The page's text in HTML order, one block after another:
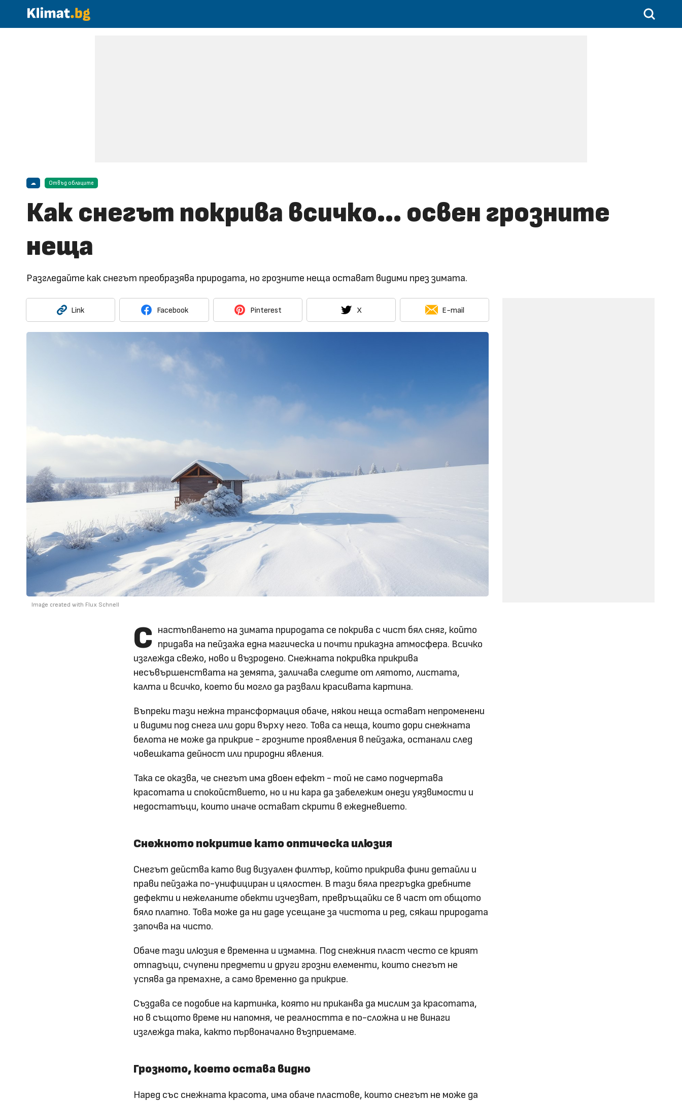
☁ Отвъд облаците
Как снегът покрива всичко… освен грозните
неща
Разгледайте как снегът преобразява природата, но грозните неща остават видими през зимата.
Link Facebook Pinterest X E-mail
Image created with Flux Schnell
С
настъпването на зимата природата се покрива с чист бял сняг, който
придава на пейзажа една магическа и почти приказна атмосфера. Всичко
изглежда свежо, ново и възродено. Снежната покривка прикрива
несъвършенствата на земята, заличава следите от лятото, листата,
калта и всичко, което би могло да развали красивата картина.
Въпреки тази нежна трансформация обаче, някои неща остават непроменени
и видими под снега или дори върху него. Това са неща, които дори снежната
белота не може да прикрие - грозните проявления в пейзажа, останали след
човешката дейност или природни явления.
Така се оказва, че снегът има двоен ефект - той не само подчертава
красотата и спокойствието, но и ни кара да забележим онези уязвимости и
недостатъци, които иначе остават скрити в ежедневието.
Снежното покритие като оптическа илюзия
Снегът действа като вид визуален филтър, който прикрива фини детайли и
прави пейзажа по-унифициран и цялостен. В тази бяла прегръдка дребните
дефекти и нежеланите обекти изчезват, превръщайки се в част от общото
бяло платно. Това може да ни даде усещане за чистота и ред, сякаш природата
започва на чисто.
Обаче тази илюзия е временна и измамна. Под снежния пласт често се крият
отпадъци, счупени предмети и други грозни елементи, които снегът не
успява да премахне, а само временно да прикрие.
Създава се подобие на картинка, която ни приканва да мислим за красотата,
но в същото време ни напомня, че реалността е по-сложна и не винаги
изглежда така, както първоначално възприемаме.
Грозното, което остава видно
Наред със снежната красота, има обаче пластове, които снегът не може да